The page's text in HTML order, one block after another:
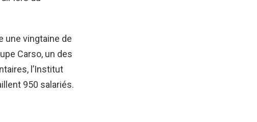
une vingtaine de
Carso, un des
l’Institut
950 salariés.